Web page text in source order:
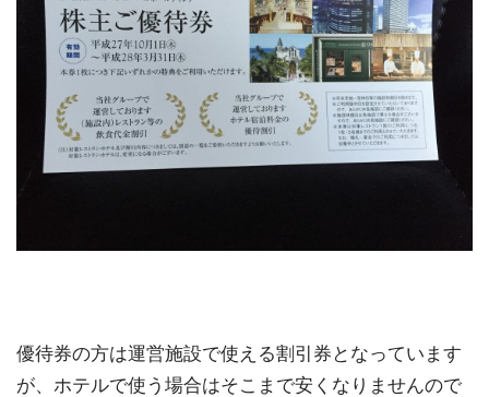
優待券の方は運営施設で使える割引券となっています
が、ホテルで使う場合はそこまで安くなりませんので